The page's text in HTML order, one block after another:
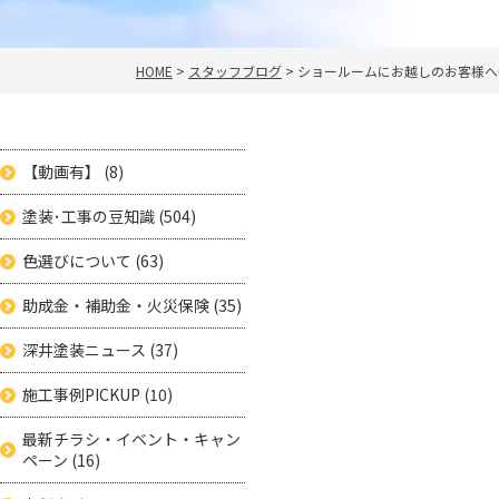
HOME > スタッフブログ > ショールームにお越しのお客様
【動画有】 (8)
塗装･工事の豆知識 (504)
色選びについて (63)
助成金・補助金・火災保険 (35)
深井塗装ニュース (37)
施工事例PICKUP (10)
最新チラシ・イベント・キャン
ペーン (16)